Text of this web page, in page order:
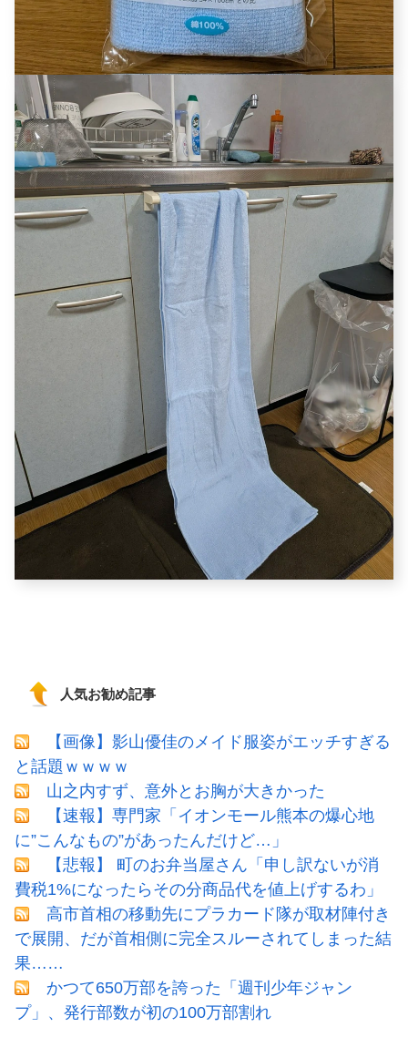
人気お勧め記事
【画像】影山優佳のメイド服姿がエッチすぎる
と話題ｗｗｗｗ
山之内すず、意外とお胸が大きかった
【速報】専門家「イオンモール熊本の爆心地
に”こんなもの”があったんだけど…」
【悲報】 町のお弁当屋さん「申し訳ないが消
費税1%になったらその分商品代を値上げするわ」
高市首相の移動先にプラカード隊が取材陣付き
で展開、だが首相側に完全スルーされてしまった結
果……
かつて650万部を誇った「週刊少年ジャン
プ」、発行部数が初の100万部割れ